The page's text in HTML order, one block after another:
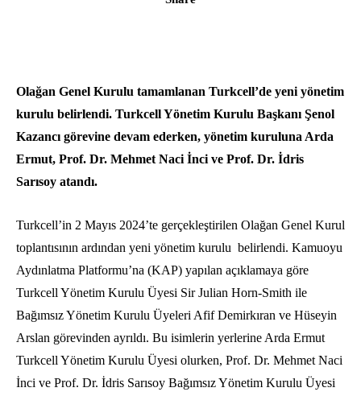
Olağan Genel Kurulu tamamlanan Turkcell’de yeni yönetim
kurulu belirlendi. Turkcell Yönetim Kurulu Başkanı Şenol
Kazancı görevine devam ederken, yönetim kuruluna Arda
Ermut, Prof. Dr. Mehmet Naci İnci ve Prof. Dr. İdris
Sarısoy atandı.
Turkcell’in 2 Mayıs 2024’te gerçekleştirilen Olağan Genel Kurul
toplantısının ardından yeni yönetim kurulu belirlendi. Kamuoyu
Aydınlatma Platformu’na (KAP) yapılan açıklamaya göre
Turkcell Yönetim Kurulu Üyesi Sir Julian Horn-Smith ile
Bağımsız Yönetim Kurulu Üyeleri Afif Demirkıran ve Hüseyin
Arslan görevinden ayrıldı. Bu isimlerin yerlerine Arda Ermut
Turkcell Yönetim Kurulu Üyesi olurken, Prof. Dr. Mehmet Naci
İnci ve Prof. Dr. İdris Sarısoy Bağımsız Yönetim Kurulu Üyesi